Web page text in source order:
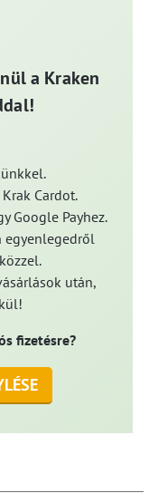
a Kraken
Cardot.
Google Payhez.
egyenlegedről
után,
fizetésre?